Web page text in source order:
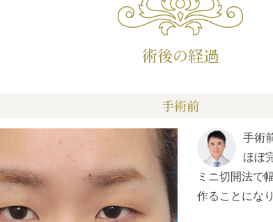
術後の経過
手術前
手術
ほぼ
ミニ切開法で
作ることにな